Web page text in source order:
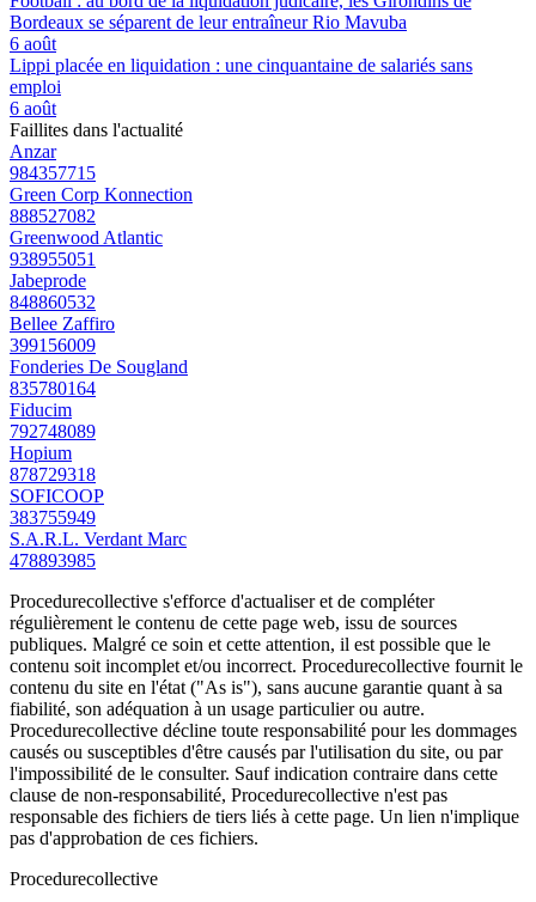
Bordeaux se séparent de leur entraîneur Rio Mavuba
6 août
Lippi placée en liquidation : une cinquantaine de salariés sans
emploi
6 août
Faillites dans l'actualité
Anzar
984357715
Green Corp Konnection
888527082
Greenwood Atlantic
938955051
Jabeprode
848860532
Bellee Zaffiro
399156009
Fonderies De Sougland
835780164
Fiducim
792748089
Hopium
878729318
SOFICOOP
383755949
S.A.R.L. Verdant Marc
478893985
Procedurecollective s'efforce d'actualiser et de compléter
régulièrement le contenu de cette page web, issu de sources
publiques. Malgré ce soin et cette attention, il est possible que le
contenu soit incomplet et/ou incorrect. Procedurecollective fournit le
contenu du site en l'état ("As is"), sans aucune garantie quant à sa
fiabilité, son adéquation à un usage particulier ou autre.
Procedurecollective décline toute responsabilité pour les dommages
causés ou susceptibles d'être causés par l'utilisation du site, ou par
l'impossibilité de le consulter. Sauf indication contraire dans cette
clause de non-responsabilité, Procedurecollective n'est pas
responsable des fichiers de tiers liés à cette page. Un lien n'implique
pas d'approbation de ces fichiers.
Procedurecollective